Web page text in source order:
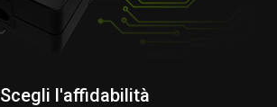
Scegli l'affidabilità